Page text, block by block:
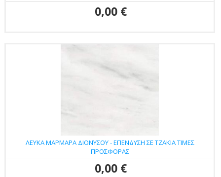
0,00 €
ΛΕΥΚΑ ΜΑΡΜΑΡΑ ΔΙΟΝΥΣΟΥ - ΕΠΕΝΔΥΣΗ ΣΕ ΤΖΑΚΙΑ ΤΙΜΕΣ
ΠΡΟΣΦΟΡΑΣ
0,00 €